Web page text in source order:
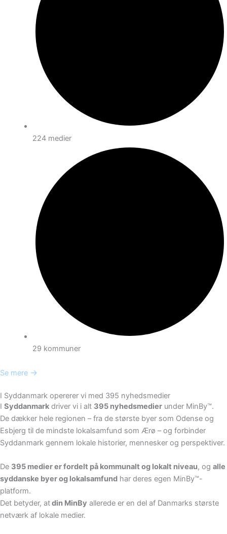
224 medier
29 kommuner
Se mere →
I Syddanmark opererer vi med 395 nyhedsmedier
I Syddanmark driver vi i alt 395 nyhedsmedier under MinBy™.
De dækker hele regionen – fra de største byer som Odense og
Esbjerg til de mindste lokalsamfund som Ærø – og forbinder
Syddanmark gennem lokale historier, mennesker og perspektiver.
De 395 medier er fordelt på kommunalt og lokalt niveau, og alle
syddanske byer og lokalsamfund har deres egen MinBy™-
platform.
Det betyder, atdin MinBy allerede er en del af Danmarks største
netværk af lokale medier.